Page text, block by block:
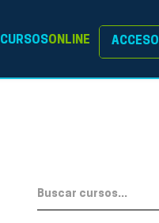
CURSOSONLINE ACCESO